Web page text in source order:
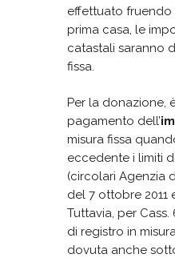
effettuato
prima casa, le
catastali saranno
fissa.
Per la donazione,
pagamento dell’
misura fissa
eccedente i limiti
(circolari Agenzia
del 7 ottobre 2011
Tuttavia, per
di registro in
dovuta anche